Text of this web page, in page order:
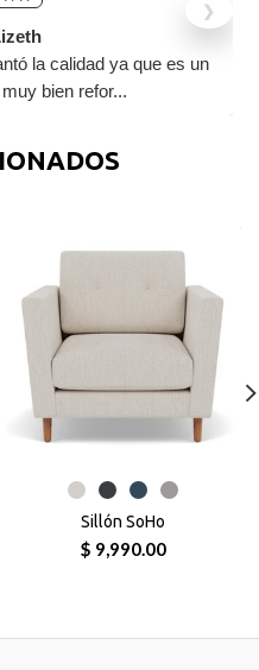
❯
la calidad ya que es un
bien refor...
Sillón SoHo
$ 9,990.00